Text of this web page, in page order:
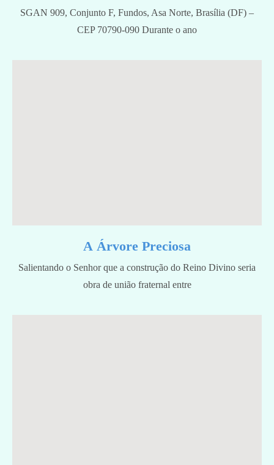
SGAN 909, Conjunto F, Fundos, Asa Norte, Brasília (DF) –
CEP 70790-090 Durante o ano
A Árvore Preciosa
Salientando o Senhor que a construção do Reino Divino seria
obra de união fraternal entre